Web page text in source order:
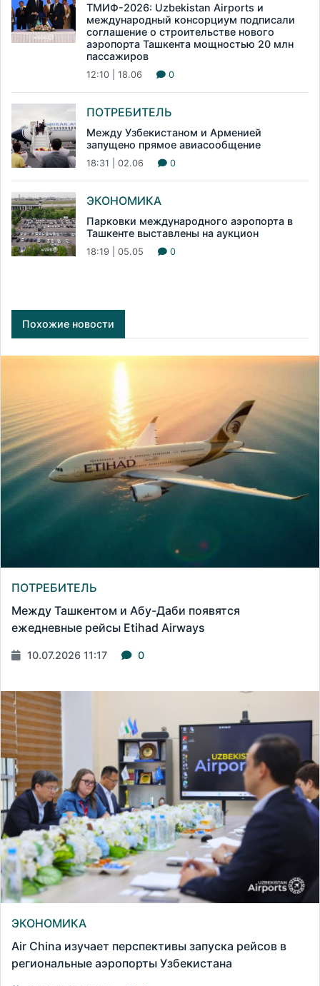
ТМИФ-2026: Uzbekistan Airports и
международный консорциум подписали
соглашение о строительстве нового
аэропорта Ташкента мощностью 20 млн
пассажиров
12:10 | 18.06 0
ПОТРЕБИТЕЛЬ
Между Узбекистаном и Арменией
запущено прямое авиасообщение
18:31 | 02.06 0
ЭКОНОМИКА
Парковки международного аэропорта в
Ташкенте выставлены на аукцион
18:19 | 05.05 0
Похожие новости
ПОТРЕБИТЕЛЬ
Между Ташкентом и Абу-Даби появятся
ежедневные рейсы Etihad Airways
10.07.2026 11:17 0
ЭКОНОМИКА
Air China изучает перспективы запуска рейсов в
региональные аэропорты Узбекистана